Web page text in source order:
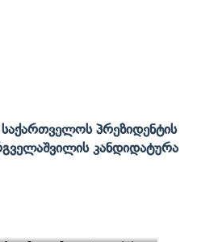
Საქართველოს Პრეზიდენტის
Კანდიდატურა